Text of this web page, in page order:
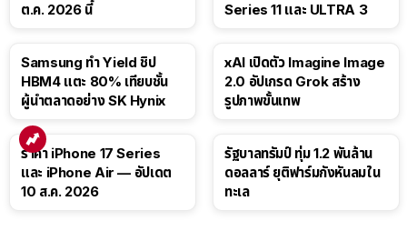
ต.ค. 2026 นี้
Series 11 และ ULTRA 3
Samsung ทำ Yield ชิป
HBM4 แตะ 80% เทียบชั้น
ผู้นำตลาดอย่าง SK Hynix
xAI เปิดตัว Imagine Image
2.0 อัปเกรด Grok สร้าง
รูปภาพขั้นเทพ
ราคา iPhone 17 Series
และ iPhone Air — อัปเดต
10 ส.ค. 2026
รัฐบาลทรัมป์ ทุ่ม 1.2 พันล้าน
ดอลลาร์ ยุติฟาร์มกังหันลมใน
ทะเล